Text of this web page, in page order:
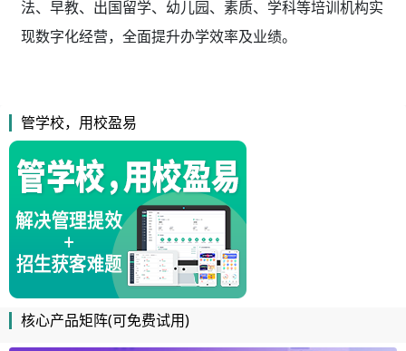
法、早教、出国留学、幼儿园、素质、学科等培训机构实
现数字化经营，全面提升办学效率及业绩。
管学校，用校盈易
核心产品矩阵(可免费试用)